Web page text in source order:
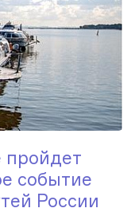
пройдет
событие
России